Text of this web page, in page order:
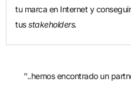
tu marca en Internet y
tusstakeholders.
''B2 Performance están